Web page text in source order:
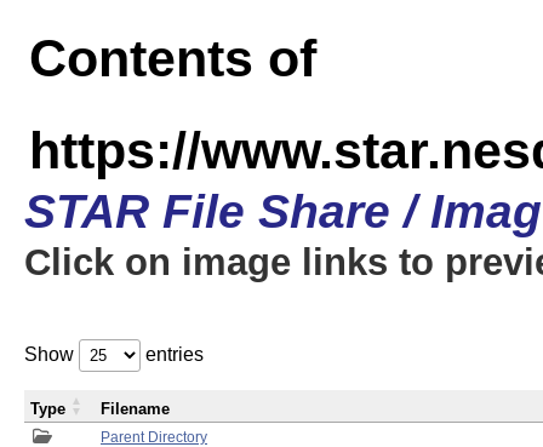
Contents of
https://
STAR File Share /
Click on image links to
Show entries
Parent Directory
Type Filename